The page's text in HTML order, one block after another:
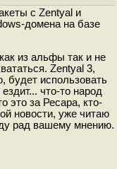
с Zentyal и
домена на базе
из альфы так и не
Zentyal 3,
будет использовать
что-то народ
это за Ресара, кто-
новости, уже читаю
рад вашему мнению.